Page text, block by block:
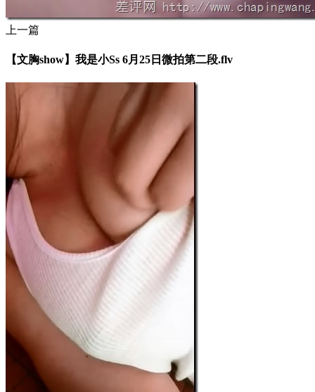
上一篇
【文胸show】我是小Ss 6月25日微拍第二段.flv